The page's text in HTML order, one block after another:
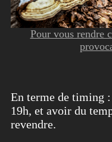
Pour vous rendre
En terme de timing
19h, et avoir du
revendre.